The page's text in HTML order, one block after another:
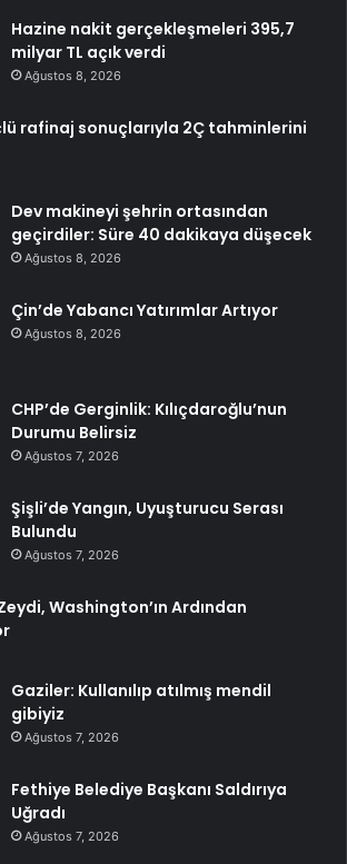
Hazine nakit gerçekleşmeleri 395,7
milyar TL açık verdi
Ağustos 8, 2026
rafinaj sonuçlarıyla 2Ç tahminlerini
Dev makineyi şehrin ortasından
geçirdiler: Süre 40 dakikaya düşecek
Ağustos 8, 2026
Çin’de Yabancı Yatırımlar Artıyor
Ağustos 8, 2026
CHP’de Gerginlik: Kılıçdaroğlu’nun
Durumu Belirsiz
Ağustos 7, 2026
Şişli’de Yangın, Uyuşturucu Serası
Bulundu
Ağustos 7, 2026
Washington’ın Ardından
Gaziler: Kullanılıp atılmış mendil
gibiyiz
Ağustos 7, 2026
Fethiye Belediye Başkanı Saldırıya
Uğradı
Ağustos 7, 2026